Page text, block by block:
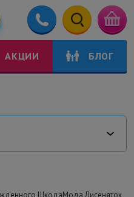
АКЦИИ БЛОГ
ШкодаМода Лисеняток